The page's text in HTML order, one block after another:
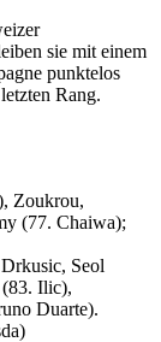
sie mit einem
punktelos
Rang.
Zoukrou,
(77. Chaiwa);
Seol
Ilic),
Duarte).